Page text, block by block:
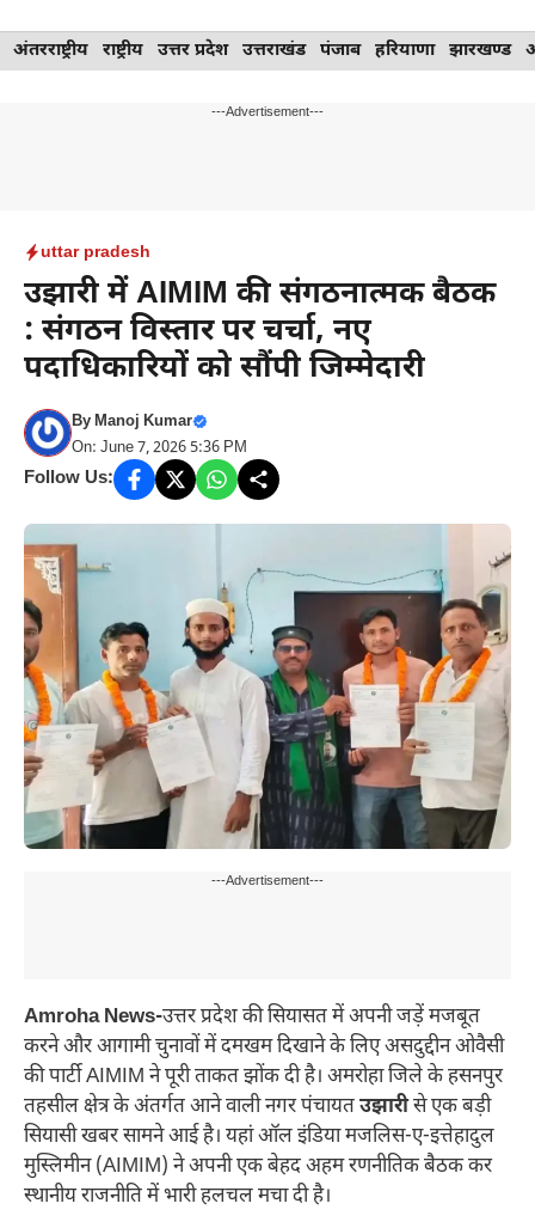
Skip
to
अंतरराष्ट्रीय राष्ट्रीय उत्तर प्रदेश उत्तराखंड पंजाब हरियाणा झारखण्ड
---Advertisement---
uttar pradesh
उझारी में AIMIM की संगठनात्मक बैठक
: संगठन विस्तार पर चर्चा, नए
पदाधिकारियों को सौंपी जिम्मेदारी
ByManoj Kumar
On: June 7, 2026 5:36 PM
Follow Us:
---Advertisement---
Amroha News-उत्तर प्रदेश की सियासत में अपनी जड़ें मजबूत
करने और आगामी चुनावों में दमखम दिखाने के लिए असदुद्दीन ओवैसी
की पार्टी AIMIM ने पूरी ताकत झोंक दी है। अमरोहा जिले के हसनपुर
तहसील क्षेत्र के अंतर्गत आने वाली नगर पंचायतउझारीसे एक बड़ी
सियासी खबर सामने आई है। यहां ऑल इंडिया मजलिस-ए-इत्तेहादुल
मुस्लिमीन (AIMIM) ने अपनी एक बेहद अहम रणनीतिक बैठक कर
स्थानीय राजनीति में भारी हलचल मचा दी है।